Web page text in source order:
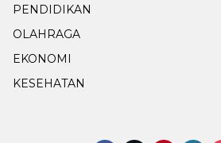
PENDIDIKAN
OLAHRAGA
EKONOMI
KESEHATAN